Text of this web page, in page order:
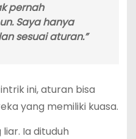
pernah
Saya hanya
sesuai aturan.”
ini, aturan bisa
yang memiliki kuasa.
Ia dituduh